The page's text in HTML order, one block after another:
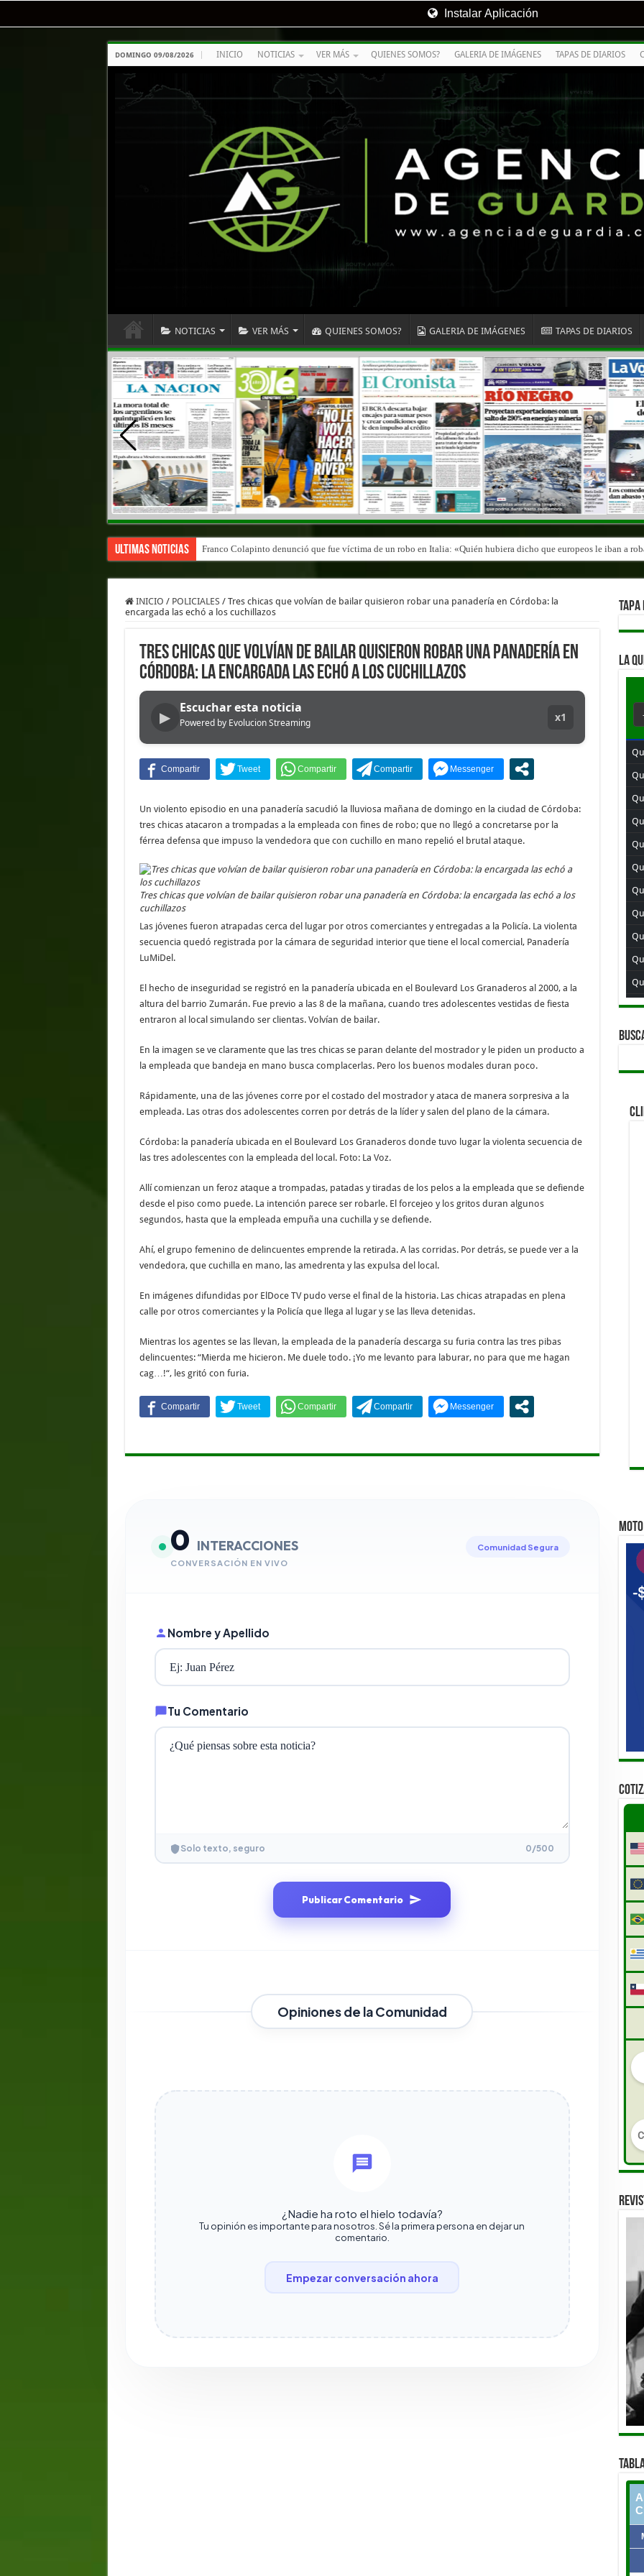
Instalar Aplicación
DOMINGO 09/08/2026 INICIO NOTICIAS VER MÁS QUIENES SOMOS? GALERIA DE IMÁGENES TAPAS DE DIARIOS
NOTICIAS VER MÁS QUIENES SOMOS? GALERIA DE IMÁGENES TAPAS DE DIARIOS
Ultimas Noticias Franco Colapinto denunció que fue víctima de un robo en Italia: «Quién hubiera dicho que europeos le iban a
INICIO / POLICIALES / Tres chicas que volvían de bailar quisieron robar una panadería en Córdoba: la
encargada las echó a los cuchillazos
Tres chicas que volvían de bailar quisieron robar una panadería en
Córdoba: la encargada las echó a los cuchillazos
▶
Escuchar esta noticia
Powered by Evolucion Streaming x1
Un violento episodio en una panadería sacudió la lluviosa mañana de domingo en la ciudad de Córdoba:
tres chicas atacaron a trompadas a la empleada con fines de robo; que no llegó a concretarse por la
férrea defensa que impuso la vendedora que con cuchillo en mano repelió el brutal ataque.
Tres chicas que volvían de bailar quisieron robar una panadería en Córdoba: la encargada las echó a los
cuchillazos
Las jóvenes fueron atrapadas cerca del lugar por otros comerciantes y entregadas a la Policía. La violenta
secuencia quedó registrada por la cámara de seguridad interior que tiene el local comercial, Panadería
LuMiDel.
El hecho de inseguridad se registró en la panadería ubicada en el Boulevard Los Granaderos al 2000, a la
altura del barrio Zumarán. Fue previo a las 8 de la mañana, cuando tres adolescentes vestidas de fiesta
entraron al local simulando ser clientas. Volvían de bailar.
En la imagen se ve claramente que las tres chicas se paran delante del mostrador y le piden un producto a
la empleada que bandeja en mano busca complacerlas. Pero los buenos modales duran poco.
Rápidamente, una de las jóvenes corre por el costado del mostrador y ataca de manera sorpresiva a la
empleada. Las otras dos adolescentes corren por detrás de la líder y salen del plano de la cámara.
Córdoba: la panadería ubicada en el Boulevard Los Granaderos donde tuvo lugar la violenta secuencia de
las tres adolescentes con la empleada del local. Foto: La Voz.
Allí comienzan un feroz ataque a trompadas, patadas y tiradas de los pelos a la empleada que se defiende
desde el piso como puede. La intención parece ser robarle. El forcejeo y los gritos duran algunos
segundos, hasta que la empleada empuña una cuchilla y se defiende.
Ahí, el grupo femenino de delincuentes emprende la retirada. A las corridas. Por detrás, se puede ver a la
vendedora, que cuchilla en mano, las amedrenta y las expulsa del local.
En imágenes difundidas por ElDoce TV pudo verse el final de la historia. Las chicas atrapadas en plena
calle por otros comerciantes y la Policía que llega al lugar y se las lleva detenidas.
Mientras los agentes se las llevan, la empleada de la panadería descarga su furia contra las tres pibas
delincuentes: “Mierda me hicieron. Me duele todo. ¡Yo me levanto para laburar, no para que me hagan
cag…!“, les gritó con furia.
0 INTERACCIONES
CONVERSACIÓN EN VIVO
Comunidad Segura
Nombre y Apellido
Tu Comentario
Solo texto, seguro 0/500
Publicar Comentario
Opiniones de la Comunidad
¿Nadie ha roto el hielo todavía?
Tu opinión es importante para nosotros. Sé la primera persona en dejar un
comentario.
Empezar conversación ahora
LA